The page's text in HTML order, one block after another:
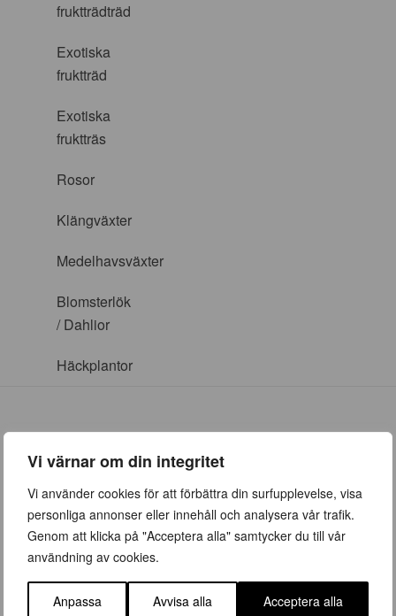
Vi värnar om din integritet
Vi använder cookies för att förbättra din surfupplevelse, visa
personliga annonser eller innehåll och analysera vår trafik.
Genom att klicka på "Acceptera alla" samtycker du till vår
användning av cookies.
Anpassa Avvisa alla Acceptera alla
fruktträdträd
Exotiska
fruktträd
Exotiska
fruktträs
Rosor
Klängväxter
Medelhavsväxter
Blomsterlök
/ Dahlior
Häckplantor
ÖPPETTIDER
Vår (23 mars – 28 juni)
Vardagar 09:00 – 19:00
Lördag 10:00 – 16:00
Söndag/helgdag 10:00 – 16:00